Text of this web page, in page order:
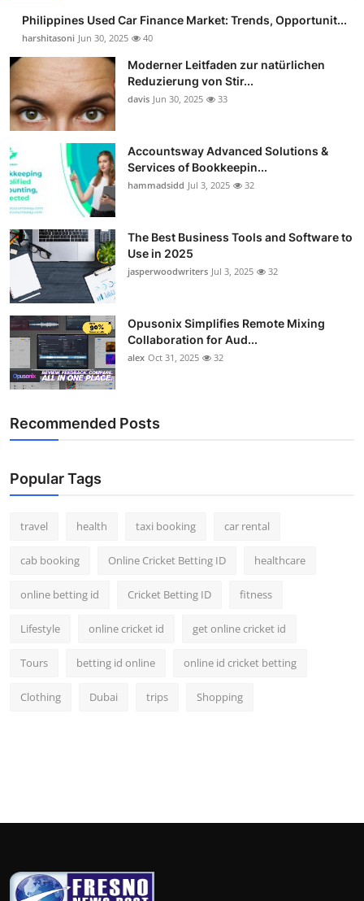
Philippines Used Car Finance Market: Trends, Opportunit...
harshitasoni Jun 30, 2025 40
Moderner Leitfaden zur natürlichen
Reduzierung von Stir...
davis Jun 30, 2025 33
Accountsway Advanced Solutions &
Services of Bookkeepin...
hammadsidd Jul 3, 2025 32
The Best Business Tools and Software to
Use in 2025
jasperwoodwriters Jul 3, 2025 32
Opusonix Simplifies Remote Mixing
Collaboration for Aud...
alex Oct 31, 2025 32
Recommended Posts
Popular Tags
travel health taxi booking car rental
cab booking Online Cricket Betting ID healthcare
online betting id Cricket Betting ID fitness
Lifestyle online cricket id get online cricket id
Tours betting id online online id cricket betting
Clothing Dubai trips Shopping